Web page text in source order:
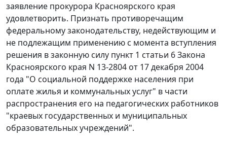
заявление прокурора Красноярского края
удовлетворить. Признать противоречащим
федеральному законодательству, недействующим и
не подлежащим применению с момента вступления
решения в законную силу пункт 1 статьи 6 Закона
Красноярского края N 13-2804 от 17 декабря 2004
года "О социальной поддержке населения при
оплате жилья и коммунальных услуг" в части
распространения его на педагогических работников
"краевых государственных и муниципальных
образовательных учреждений".